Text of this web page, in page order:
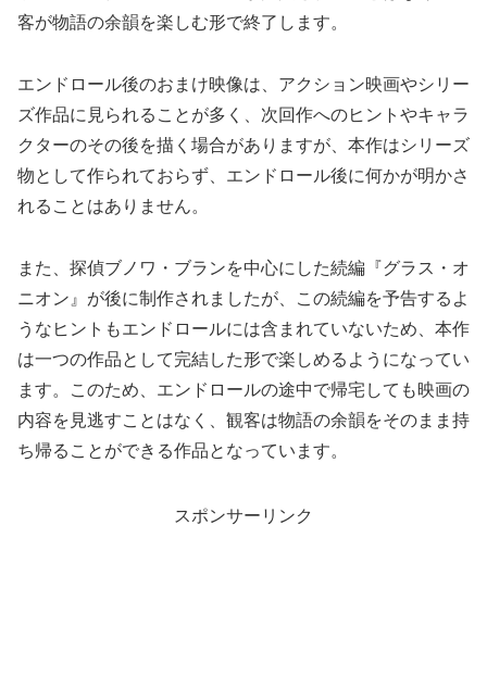
客が物語の余韻を楽しむ形で終了します。
エンドロール後のおまけ映像は、アクション映画やシリー
ズ作品に見られることが多く、次回作へのヒントやキャラ
クターのその後を描く場合がありますが、本作はシリーズ
物として作られておらず、エンドロール後に何かが明かさ
れることはありません。
また、探偵ブノワ・ブランを中心にした続編『グラス・オ
ニオン』が後に制作されましたが、この続編を予告するよ
うなヒントもエンドロールには含まれていないため、本作
は一つの作品として完結した形で楽しめるようになってい
ます。このため、エンドロールの途中で帰宅しても映画の
内容を見逃すことはなく、観客は物語の余韻をそのまま持
ち帰ることができる作品となっています。
スポンサーリンク